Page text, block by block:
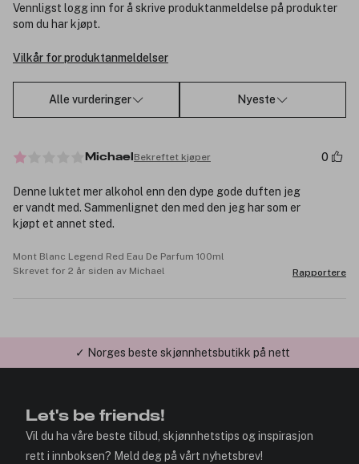
Vennligst logg inn for å skrive produktanmeldelse på produkter
som du har kjøpt.
Vilkår for produktanmeldelser
Alle vurderinger Nyeste
Michael Bekreftet kjøper 0
Denne luktet mer alkohol enn den dype gode duften jeg
er vandt med. Sammenlignet den med den jeg har som er
kjøpt et annet sted.
Mont Blanc Legend Red Eau De Parfum 100ml
Skrevet for 2 år siden av Michael
Rapportere
✓ Norges beste skjønnhetsbutikk på nett
Let's be friends!
Vil du ha våre beste tilbud, skjønnhetstips og inspirasjon
rett i innboksen? Meld deg på vårt nyhetsbrev!